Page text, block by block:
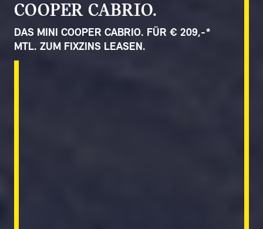
COOPER CABRIO.
DAS MINI COOPER CABRIO. FÜR € 209,-*
MTL. ZUM FIXZINS LEASEN.